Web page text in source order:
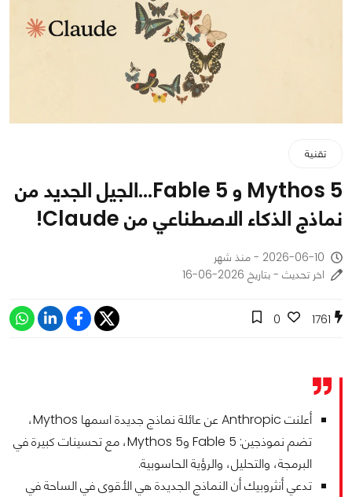
تقنية
Mythos 5 و Fable 5...الجيل الجديد من
نماذج الذكاء الاصطناعي من Claude!
2026-06-10 - منذ شهر
اخر تحديث - بتاريخ 2026-06-16
1761
0
أعلنت Anthropic عن عائلة نماذج جديدة اسمها Mythos،
تضم نموذجين: Fable 5 وMythos 5، مع تحسينات كبيرة في
البرمجة، والتحليل، والرؤية الحاسوبية.
تدعي أنثروبيك أن النماذج الجديدة هي الأقوى في الساحة في